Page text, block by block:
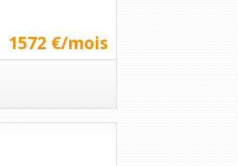
1572 €/mois